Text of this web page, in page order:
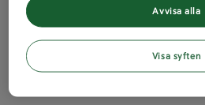
Avvisa alla
Visa syften